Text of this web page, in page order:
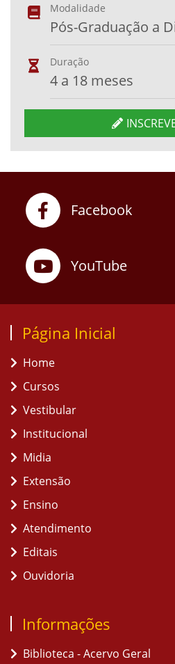
Modalidade
Pós-Graduação a
Duração
4 a 18 meses
Facebook
YouTube
Página Inicial
Home
Cursos
Vestibular
Institucional
Midia
Extensão
Ensino
Atendimento
Editais
Ouvidoria
Informações
Biblioteca - Acervo Geral